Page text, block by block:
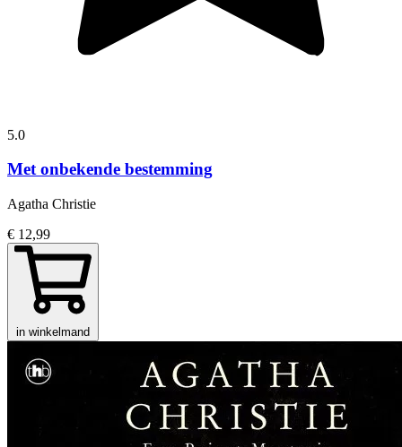
5.0
Met onbekende bestemming
Agatha Christie
€ 12,99
in winkelmand